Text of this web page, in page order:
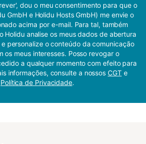
dou o meu consentimento para que o
GmbH e Holidu Hosts GmbH) me envie o
acima por e-mail. Para tal, também
Holidu analise os meus dados de abertura
personalize o conteúdo da comunicação
os meus interesses. Posso revogar o
a qualquer momento com efeito para
informações, consulte a nossosCGTe
Política de Privacidade.